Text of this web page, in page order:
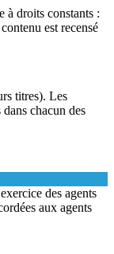
à droits constants :
est recensé
titres). Les
chacun des
des agents
aux agents